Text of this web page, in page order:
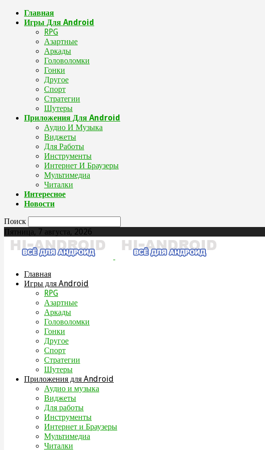
Главная
Игры Для Android
RPG
Азартные
Аркады
Головоломки
Гонки
Другое
Спорт
Стратегии
Шутеры
Приложения Для Android
Аудио И Музыка
Виджеты
Для Работы
Инструменты
Интернет И Браузеры
Мультимедиа
Читалки
Интересное
Новости
Поиск
Пятница, 7 августа, 2026
Главная
Игры для Android
RPG
Азартные
Аркады
Головоломки
Гонки
Другое
Спорт
Стратегии
Шутеры
Приложения для Android
Аудио и музыка
Виджеты
Для работы
Инструменты
Интернет и Браузеры
Мультимедиа
Читалки